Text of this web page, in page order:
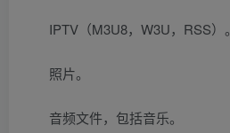
IPTV（M3U8，W3U，RSS）。
照片。
音频文件，包括音乐。